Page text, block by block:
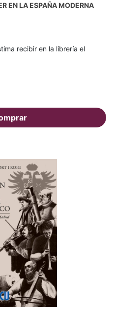
EN LA ESPAÑA MODERNA
recibir en la librería el